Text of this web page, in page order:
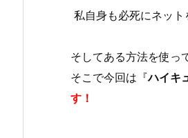
私自身も必死にネッ
そしてある方法を使っ
そこで今回は『ハイキ
す！